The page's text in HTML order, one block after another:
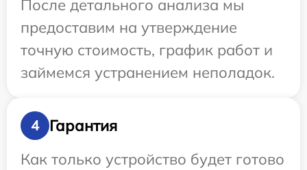
После детального анализа мы
предоставим на утверждение
точную стоимость, график работ и
займемся устранением неполадок.
4
Гарантия
Как только устройство будет готово